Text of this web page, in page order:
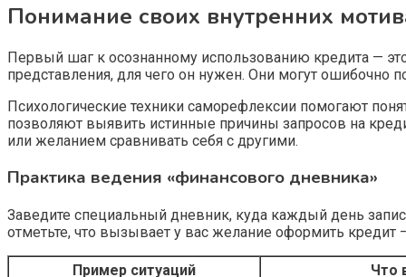
Понимание своих внутренних
Первый шаг к осознанному использованию кредита —
представления, для чего он нужен. Они могут ошибочно
Психологические техники саморефлексии помогают
позволяют выявить истинные причины запросов на
или желанием сравнивать себя с другими.
Практика ведения «финансового дневника»
Заведите специальный дневник, куда каждый день
отметьте, что вызывает у вас желание оформить кредит
Пример ситуаций
Что